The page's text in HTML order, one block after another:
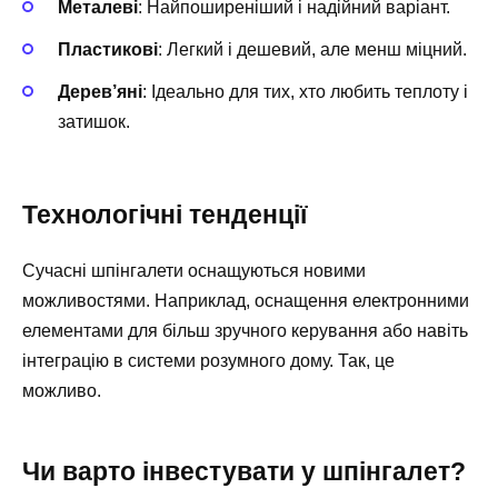
Металеві: Найпоширеніший і надійний варіант.
Пластикові: Легкий і дешевий, але менш міцний.
Дерев’яні: Ідеально для тих, хто любить теплоту і
затишок.
Технологічні тенденції
Сучасні шпінгалети оснащуються новими
можливостями. Наприклад, оснащення електронними
елементами для більш зручного керування або навіть
інтеграцію в системи розумного дому. Так, це
можливо.
Чи варто інвестувати у шпінгалет?